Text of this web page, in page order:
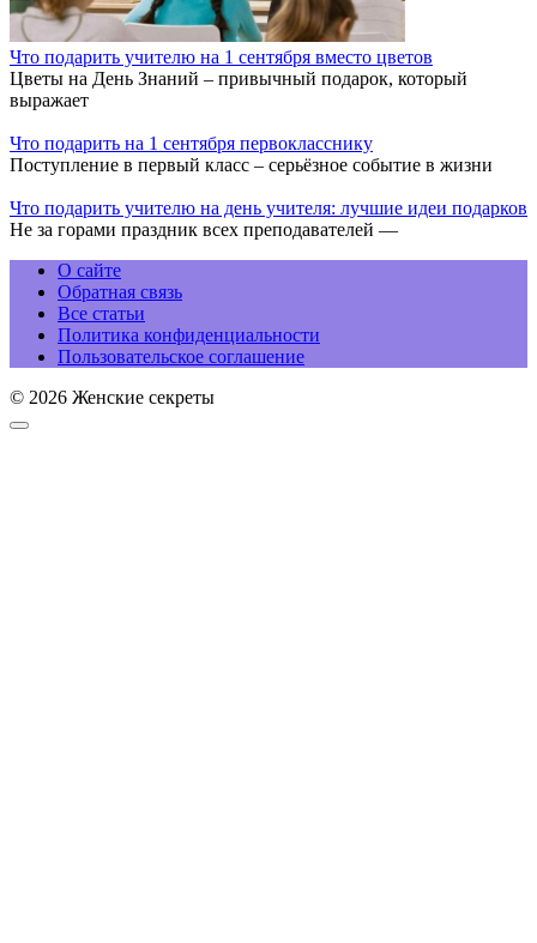
Что подарить учителю на 1 сентября вместо цветов
Цветы на День Знаний – привычный подарок, который
выражает
Что подарить на 1 сентября первокласснику
Поступление в первый класс – серьёзное событие в жизни
Что подарить учителю на день учителя: лучшие идеи подарков
Не за горами праздник всех преподавателей —
О сайте
Обратная связь
Все статьи
Политика конфиденциальности
Пользовательское соглашение
© 2026 Женские секреты